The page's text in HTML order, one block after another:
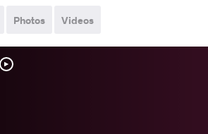
Photos Videos